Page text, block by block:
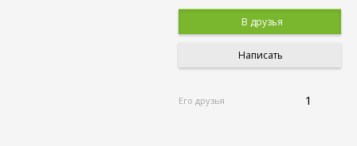
В друзья
Написать
Его друзья 1